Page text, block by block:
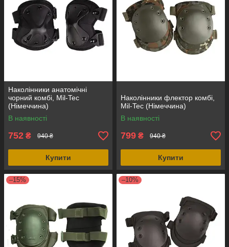
Наколінники анатомічні
чорний комбі, Mil-Tec
(Німеччина)
В наявності
752 ₴ 940 ₴
Купити
Наколінники флектор комбі,
Mil-Tec (Німеччина)
В наявності
799 ₴ 940 ₴
Купити
–15% –10%